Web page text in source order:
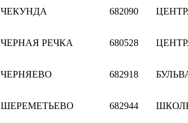
ЧЕКУНДА 682090
ЧЕРНАЯ РЕЧКА 680528
ЧЕРНЯЕВО 682918
ШЕРЕМЕТЬЕВО 682944